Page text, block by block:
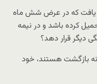
یافت که در عرض شش ماه
کرده باشد و در نیمه
دیگر قرار دهد؟
بازگشت هستند، خود